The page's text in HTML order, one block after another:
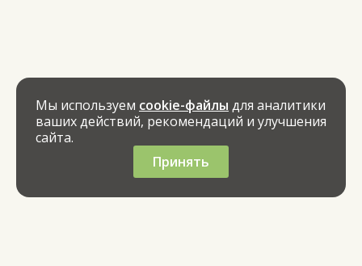
Мы используем cookie-файлы для аналитики
ваших действий, рекомендаций и улучшения
сайта.
Принять